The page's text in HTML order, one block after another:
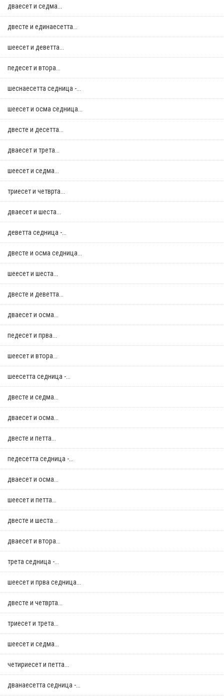
дваесет и седма...
двестe и единаесетта...
шеесет и деветта...
педесет и втора...
шеснаесетта седница -...
шеесет и осма седница...
двестe и десетта...
дваесет и трета...
шеесет и седма...
триесет и четврта...
дваесет и шеста...
деветта седница -...
двестe и осма седница...
шеесет и шеста...
двестe и деветта...
дваесет и осма...
педесет и прва...
шеесет и втора...
шеесетта седница -...
двестe и седма...
дваесет и осма...
двестe и петта...
педесетта седница -...
дваесет и осма...
шеесет и петта...
двестe и шеста...
дваесет и втора...
трета седница -...
шеесет и прва седница...
двестe и четврта...
триесет и трета...
шеесет и седма...
четириесет и петта...
дванаесетта седница -...